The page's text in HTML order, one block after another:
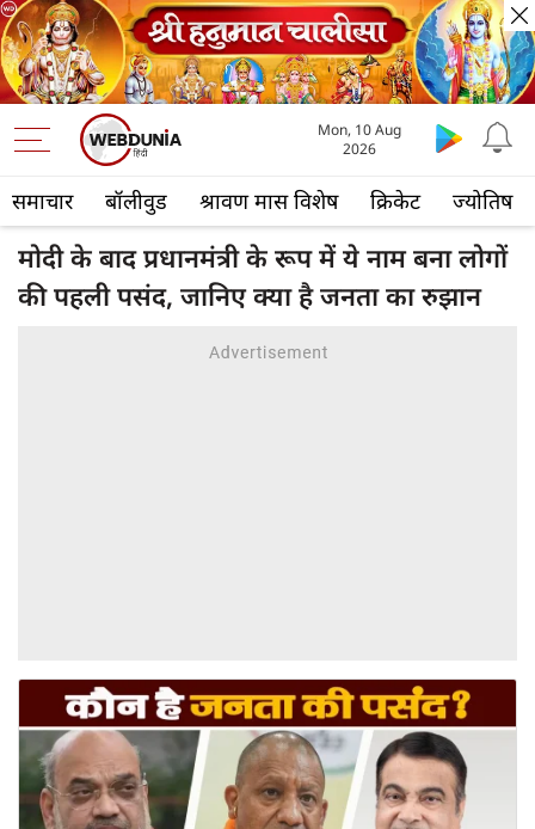
समाचार बॉलीवुड श्रावण मास विशेष क्रिकेट ज्योतिष
Mon, 10 Aug
2026
मोदी के बाद प्रधानमंत्री के रूप में ये नाम बना लोगों
की पहली पसंद, जानिए क्या है जनता का रुझान